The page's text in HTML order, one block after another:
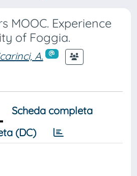
MOOC. Experience
of Foggia.
A.
Scheda completa
(DC)